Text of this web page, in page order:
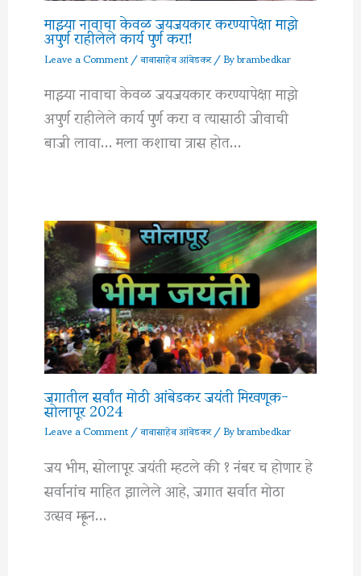
माझ्या नावाचा केवळ जयजयकार करण्यापेक्षा माझे
अपुर्ण राहीलेले कार्य पुर्ण करा!
Leave a Comment/बाबासाहेब आंबेडकर/ Bybrambedkar
माझ्या नावाचा केवळ जयजयकार करण्यापेक्षा माझे
अपुर्ण राहीलेले कार्य पुर्ण करा व त्यासाठी जीवाची
बाजी लावा… मला कशाचा त्रास होत…
जगातील सर्वांत मोठी आंबेडकर जयंती मिरवणूक-
सोलापूर 2024
Leave a Comment/बाबासाहेब आंबेडकर/ Bybrambedkar
जय भीम, सोलापूर जयंती म्हटले की १ नंबर च होणार हे
सर्वानांच माहित झालेले आहे, जगात सर्वात मोठा
उत्सव म्ह्णून…